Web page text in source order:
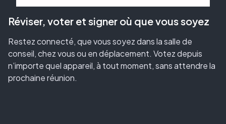
Réviser, voter et signer où que vous soyez
Restez connecté, que vous soyez dans la salle de
conseil, chez vous ou en déplacement. Votez depuis
n’importe quel appareil, à tout moment, sans attendre la
prochaine réunion.